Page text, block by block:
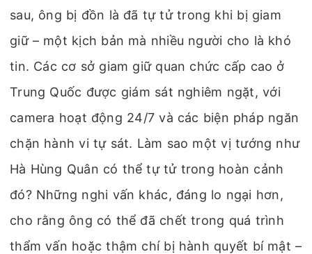
sau, ông bị đồn là đã tự tử trong khi bị giam
giữ – một kịch bản mà nhiều người cho là khó
tin. Các cơ sở giam giữ quan chức cấp cao ở
Trung Quốc được giám sát nghiêm ngặt, với
camera hoạt động 24/7 và các biện pháp ngăn
chặn hành vi tự sát. Làm sao một vị tướng như
Hà Hùng Quân có thể tự tử trong hoàn cảnh
đó? Những nghi vấn khác, đáng lo ngại hơn,
cho rằng ông có thể đã chết trong quá trình
thẩm vấn hoặc thậm chí bị hành quyết bí mật –